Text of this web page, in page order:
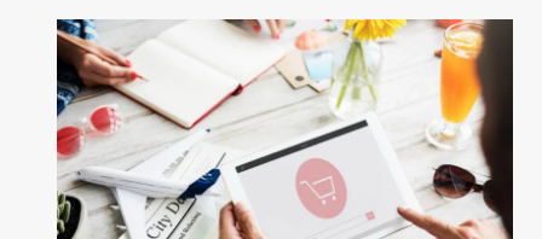
MATERIAŁÓW